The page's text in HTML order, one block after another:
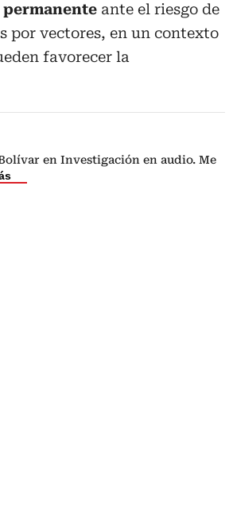
ante el riesgo de
por vectores, en un contexto
favorecer la
en Investigación en audio. Me